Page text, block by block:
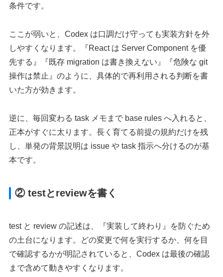
条件です。
ここが弱いと、Codex は口調だけ守っても実装方針を外
しやすくなります。『React は Server Component を優
先する』『既存 migration は書き換えない』『危険な git
操作は禁止』のように、具体的で再利用される判断を書
いた方が効きます。
逆に、毎回変わる task メモまで base rules へ入れると、
正本がすぐに太ります。長く育てる前提の規約だけを残
し、単発の背景説明は issue や task 指示へ分けるのが基
本です。
② testとreviewを書く
test と review の記述は、『実装して終わり』を防ぐため
の土台になります。どの変更で何を実行するか、何を目
で確認するかが明記されていると、Codex は最後の確認
まで含めて動きやすくなります。